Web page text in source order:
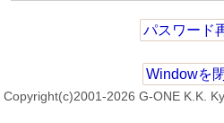
パスワード
Windowを
Copyright(c)2001-2026 G-ONE K.K.